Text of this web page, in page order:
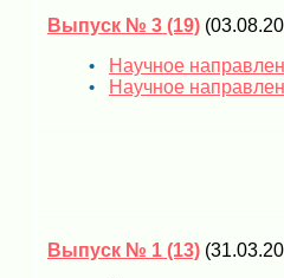
Выпуск № 3 (19)
Научное
Научное
Выпуск № 1 (13)